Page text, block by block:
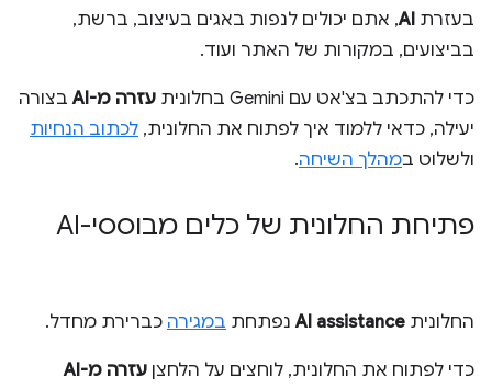
בעזרת AI, אתם יכולים לנפות באגים בעיצוב, ברשת,
בביצועים, במקורות של האתר ועוד.
כדי להתכתב בצ'אט עם Gemini בחלונית עזרה מ-AI
בצורה
יעילה, כדאי ללמוד איך לפתוח את החלונית, לכתוב הנחיות
ולשלוט במהלך השיחה.
פתיחת החלונית של כלים מבוססי-AI
החלונית AI assistanceנפתחת במגירה כברירת מחדל.
כדי לפתוח את החלונית, לוחצים על הלחצן עזרה מ-AI